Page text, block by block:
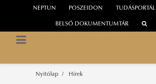
NEPTUN POSZEIDON TUDÁSPORTÁL
BELSŐ DOKUMENTUMTÁR
Nyitólap Hírek